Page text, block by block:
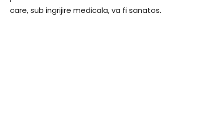
care, sub ingrijire medicala, va fi sanatos.